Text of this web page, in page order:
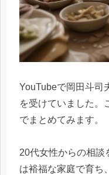
YouTubeで岡田斗司
を受けていました。
でまとめてみます。
20代女性からの相談
は裕福な家庭で育ち